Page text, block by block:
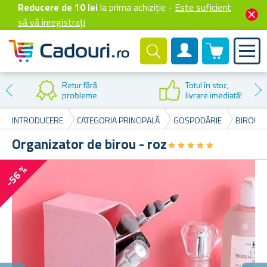
Reducere de 10 leila prima achiziție - Este suficient
să vă înregistrați
Cont client
0 produselor
Reducere la
prima cumpărare
INTRODUCERE CATEGORIA PRINCIPALĂ GOSPODĂRIE BIROU
Organizator de birou - roz★★★★★
★★★★★
-56 %